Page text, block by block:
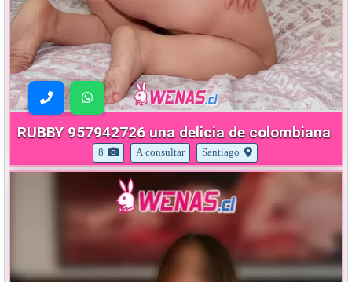
RUBBY 957942726 una delicia de colombiana
8 A consultar Santiago